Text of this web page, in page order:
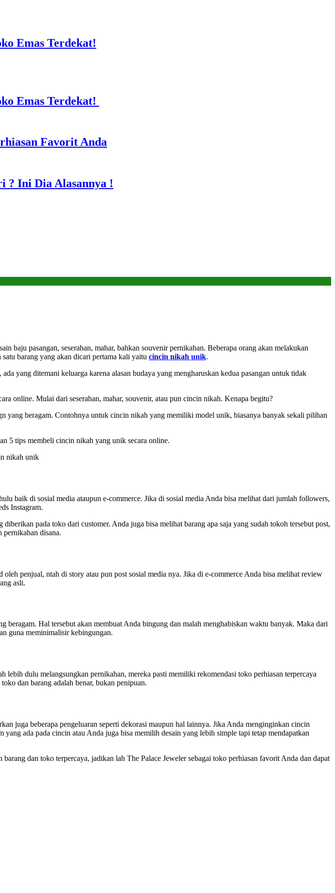
Emas Terdekat!
Emas Terdekat!
Favorit Anda
? Ini Dia Alasannya !
baju pasangan, seserahan, mahar, bahkan souvenir pernikahan. Beberapa orang akan melakukan
barang yang akan dicari pertama kali yaitu cincin nikah unik.
yang ditemani keluarga karena alasan budaya yang mengharuskan kedua pasangan untuk tidak
online. Mulai dari seserahan, mahar, souvenir, atau pun cincin nikah. Kenapa begitu?
yang beragam. Contohnya untuk cincin nikah yang memiliki model unik, biasanya banyak sekali pilihan
5 tips membeli cincin nikah yang unik secara online.
baik di sosial media ataupun e-commerce. Jika di sosial media Anda bisa melihat dari jumlah followers,
Instagram.
pada toko dari customer. Anda juga bisa melihat barang apa saja yang sudah tokoh tersebut post,
pernikahan disana.
penjual, ntah di story atau pun post sosial media nya. Jika di e-commerce Anda bisa melihat review
asli.
beragam. Hal tersebut akan membuat Anda bingung dan malah menghabiskan waktu banyak. Maka dari
guna meminimalisir kebingungan.
dulu melangsungkan pernikahan, mereka pasti memiliki rekomendasi toko perhiasan terpercaya
dan barang adalah benar, bukan penipuan.
juga beberapa pengeluaran seperti dekorasi maupun hal lainnya. Jika Anda menginginkan cincin
ada pada cincin atau Anda juga bisa memilih desain yang lebih simple tapi tetap mendapatkan
dan toko terpercaya, jadikan lah The Palace Jeweler sebagai toko perhiasan favorit Anda dan dapat